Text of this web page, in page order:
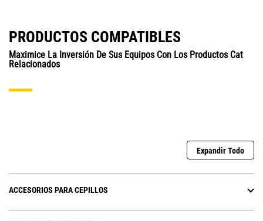
PRODUCTOS COMPATIBLES
Maximice La Inversión De Sus Equipos Con Los Productos Cat
Relacionados
Expandir Todo
ACCESORIOS PARA CEPILLOS